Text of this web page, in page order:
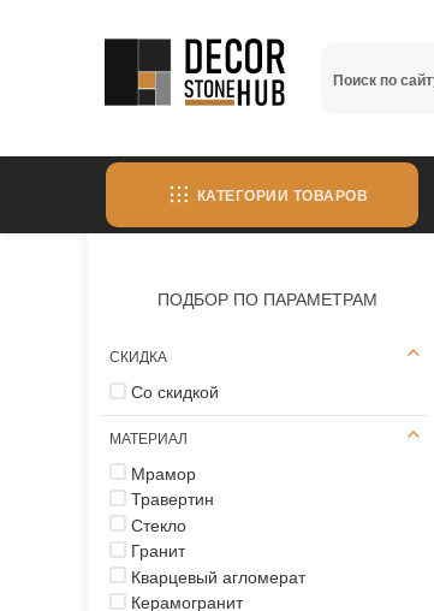
КАТЕГОРИИ ТОВАРОВ
ПОДБОР ПО ПАРАМЕТРАМ
СКИДКА
Со скидкой
МАТЕРИАЛ
Мрамор
Травертин
Стекло
Гранит
Кварцевый агломерат
Керамогранит